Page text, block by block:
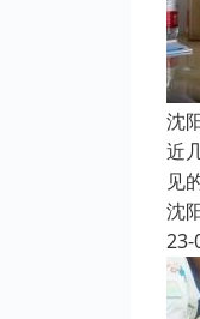
沈
近
见
沈
23-